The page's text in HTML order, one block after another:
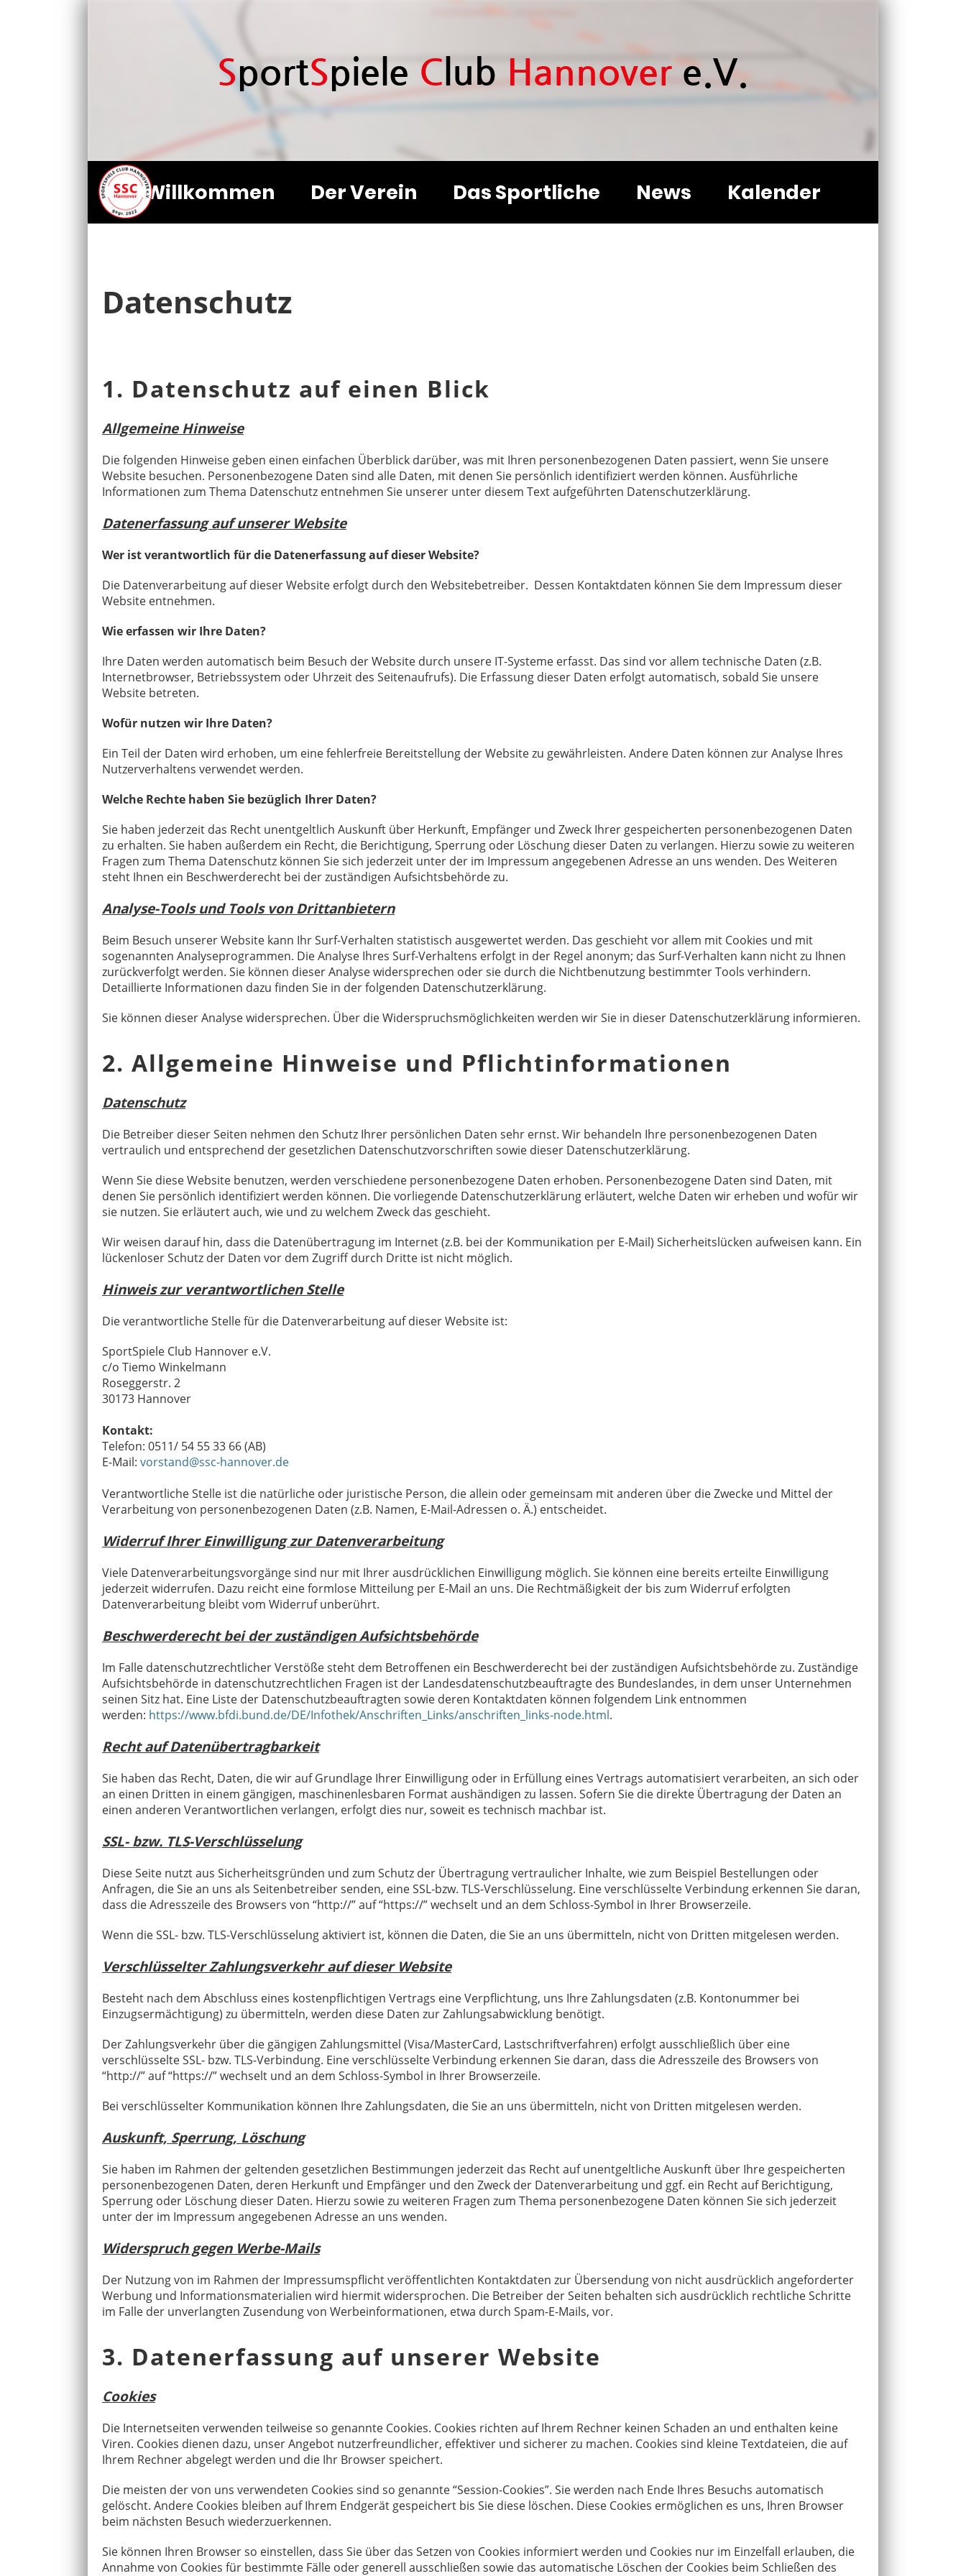
SportSpiele C lub Hannovere.V.
Willkommen Der Verein Das Sportliche News Kalender
Datenschutz
1. Datenschutz auf einen Blick ​
Allgemeine Hinweise
Die folgenden Hinweise geben einen einfachen Überblick darüber, was mit Ihren personenbezogenen Daten passiert, wenn Sie unsere
Website besuchen. Personenbezogene Daten sind alle Daten, mit denen Sie persönlich identifiziert werden können. Ausführliche
Informationen zum Thema Datenschutz entnehmen Sie unserer unter diesem Text aufgeführten Datenschutzerklärung.
Datenerfassung auf unserer Website
Wer ist verantwortlich für die Datenerfassung auf dieser Website?
Die Datenverarbeitung auf dieser Website erfolgt durch den Websitebetreiber. Dessen Kontaktdaten können Sie dem Impressum dieser
Website entnehmen.
Wie erfassen wir Ihre Daten?
Ihre Daten werden automatisch beim Besuch der Website durch unsere IT-Systeme erfasst. Das sind vor allem technische Daten (z.B.
Internetbrowser, Betriebssystem oder Uhrzeit des Seitenaufrufs). Die Erfassung dieser Daten erfolgt automatisch, sobald Sie unsere
Website betreten.
Wofür nutzen wir Ihre Daten?
Ein Teil der Daten wird erhoben, um eine fehlerfreie Bereitstellung der Website zu gewährleisten. Andere Daten können zur Analyse Ihres
Nutzerverhaltens verwendet werden.
Welche Rechte haben Sie bezüglich Ihrer Daten?
Sie haben jederzeit das Recht unentgeltlich Auskunft über Herkunft, Empfänger und Zweck Ihrer gespeicherten personenbezogenen Daten
zu erhalten. Sie haben außerdem ein Recht, die Berichtigung, Sperrung oder Löschung dieser Daten zu verlangen. Hierzu sowie zu weiteren
Fragen zum Thema Datenschutz können Sie sich jederzeit unter der im Impressum angegebenen Adresse an uns wenden. Des Weiteren
steht Ihnen ein Beschwerderecht bei der zuständigen Aufsichtsbehörde zu.
Analyse-Tools und Tools von Drittanbietern
Beim Besuch unserer Website kann Ihr Surf-Verhalten statistisch ausgewertet werden. Das geschieht vor allem mit Cookies und mit
sogenannten Analyseprogrammen. Die Analyse Ihres Surf-Verhaltens erfolgt in der Regel anonym; das Surf-Verhalten kann nicht zu Ihnen
zurückverfolgt werden. Sie können dieser Analyse widersprechen oder sie durch die Nichtbenutzung bestimmter Tools verhindern.
Detaillierte Informationen dazu finden Sie in der folgenden Datenschutzerklärung.
Sie können dieser Analyse widersprechen. Über die Widerspruchsmöglichkeiten werden wir Sie in dieser Datenschutzerklärung informieren.
2. Allgemeine Hinweise und Pflichtinformationen
Datenschutz
Die Betreiber dieser Seiten nehmen den Schutz Ihrer persönlichen Daten sehr ernst. Wir behandeln Ihre personenbezogenen Daten
vertraulich und entsprechend der gesetzlichen Datenschutzvorschriften sowie dieser Datenschutzerklärung.
Wenn Sie diese Website benutzen, werden verschiedene personenbezogene Daten erhoben. Personenbezogene Daten sind Daten, mit
denen Sie persönlich identifiziert werden können. Die vorliegende Datenschutzerklärung erläutert, welche Daten wir erheben und wofür wir
sie nutzen. Sie erläutert auch, wie und zu welchem Zweck das geschieht.
Wir weisen darauf hin, dass die Datenübertragung im Internet (z.B. bei der Kommunikation per E-Mail) Sicherheitslücken aufweisen kann. Ein
lückenloser Schutz der Daten vor dem Zugriff durch Dritte ist nicht möglich.
Hinweis zur verantwortlichen Stelle
Die verantwortliche Stelle für die Datenverarbeitung auf dieser Website ist:
SportSpiele Club Hannover e.V.
c/o Tiemo Winkelmann
Roseggerstr. 2
30173 Hannover
Kontakt:
Telefon: 0511/ 54 55 33 66 (AB)
E-Mail: vorstand@ssc-hannover.de
Verantwortliche Stelle ist die natürliche oder juristische Person, die allein oder gemeinsam mit anderen über die Zwecke und Mittel der
Verarbeitung von personenbezogenen Daten (z.B. Namen, E-Mail-Adressen o. Ä.) entscheidet.
Widerruf Ihrer Einwilligung zur Datenverarbeitung
Viele Datenverarbeitungsvorgänge sind nur mit Ihrer ausdrücklichen Einwilligung möglich. Sie können eine bereits erteilte Einwilligung
jederzeit widerrufen. Dazu reicht eine formlose Mitteilung per E-Mail an uns. Die Rechtmäßigkeit der bis zum Widerruf erfolgten
Datenverarbeitung bleibt vom Widerruf unberührt.
Beschwerderecht bei der zuständigen Aufsichtsbehörde
Im Falle datenschutzrechtlicher Verstöße steht dem Betroffenen ein Beschwerderecht bei der zuständigen Aufsichtsbehörde zu. Zuständige
Aufsichtsbehörde in datenschutzrechtlichen Fragen ist der Landesdatenschutzbeauftragte des Bundeslandes, in dem unser Unternehmen
seinen Sitz hat. Eine Liste der Datenschutzbeauftragten sowie deren Kontaktdaten können folgendem Link entnommen
werden: https://www.bfdi.bund.de/DE/Infothek/Anschriften_Links/anschriften_links-node.html.
Recht auf Datenübertragbarkeit
Sie haben das Recht, Daten, die wir auf Grundlage Ihrer Einwilligung oder in Erfüllung eines Vertrags automatisiert verarbeiten, an sich oder
an einen Dritten in einem gängigen, maschinenlesbaren Format aushändigen zu lassen. Sofern Sie die direkte Übertragung der Daten an
einen anderen Verantwortlichen verlangen, erfolgt dies nur, soweit es technisch machbar ist.
SSL- bzw. TLS-Verschlüsselung
Diese Seite nutzt aus Sicherheitsgründen und zum Schutz der Übertragung vertraulicher Inhalte, wie zum Beispiel Bestellungen oder
Anfragen, die Sie an uns als Seitenbetreiber senden, eine SSL-bzw. TLS-Verschlüsselung. Eine verschlüsselte Verbindung erkennen Sie daran,
dass die Adresszeile des Browsers von “http://” auf “https://” wechselt und an dem Schloss-Symbol in Ihrer Browserzeile.
Wenn die SSL- bzw. TLS-Verschlüsselung aktiviert ist, können die Daten, die Sie an uns übermitteln, nicht von Dritten mitgelesen werden.
Verschlüsselter Zahlungsverkehr auf dieser Website
Besteht nach dem Abschluss eines kostenpflichtigen Vertrags eine Verpflichtung, uns Ihre Zahlungsdaten (z.B. Kontonummer bei
Einzugsermächtigung) zu übermitteln, werden diese Daten zur Zahlungsabwicklung benötigt.
Der Zahlungsverkehr über die gängigen Zahlungsmittel (Visa/MasterCard, Lastschriftverfahren) erfolgt ausschließlich über eine
verschlüsselte SSL- bzw. TLS-Verbindung. Eine verschlüsselte Verbindung erkennen Sie daran, dass die Adresszeile des Browsers von
“http://” auf “https://” wechselt und an dem Schloss-Symbol in Ihrer Browserzeile.
Bei verschlüsselter Kommunikation können Ihre Zahlungsdaten, die Sie an uns übermitteln, nicht von Dritten mitgelesen werden.
Auskunft, Sperrung, Löschung
Sie haben im Rahmen der geltenden gesetzlichen Bestimmungen jederzeit das Recht auf unentgeltliche Auskunft über Ihre gespeicherten
personenbezogenen Daten, deren Herkunft und Empfänger und den Zweck der Datenverarbeitung und ggf. ein Recht auf Berichtigung,
Sperrung oder Löschung dieser Daten. Hierzu sowie zu weiteren Fragen zum Thema personenbezogene Daten können Sie sich jederzeit
unter der im Impressum angegebenen Adresse an uns wenden.
Widerspruch gegen Werbe-Mails
Der Nutzung von im Rahmen der Impressumspflicht veröffentlichten Kontaktdaten zur Übersendung von nicht ausdrücklich angeforderter
Werbung und Informationsmaterialien wird hiermit widersprochen. Die Betreiber der Seiten behalten sich ausdrücklich rechtliche Schritte
im Falle der unverlangten Zusendung von Werbeinformationen, etwa durch Spam-E-Mails, vor.
3. Datenerfassung auf unserer Website
Cookies
Die Internetseiten verwenden teilweise so genannte Cookies. Cookies richten auf Ihrem Rechner keinen Schaden an und enthalten keine
Viren. Cookies dienen dazu, unser Angebot nutzerfreundlicher, effektiver und sicherer zu machen. Cookies sind kleine Textdateien, die auf
Ihrem Rechner abgelegt werden und die Ihr Browser speichert.
Die meisten der von uns verwendeten Cookies sind so genannte “Session-Cookies”. Sie werden nach Ende Ihres Besuchs automatisch
gelöscht. Andere Cookies bleiben auf Ihrem Endgerät gespeichert bis Sie diese löschen. Diese Cookies ermöglichen es uns, Ihren Browser
beim nächsten Besuch wiederzuerkennen.
Sie können Ihren Browser so einstellen, dass Sie über das Setzen von Cookies informiert werden und Cookies nur im Einzelfall erlauben, die
Annahme von Cookies für bestimmte Fälle oder generell ausschließen sowie das automatische Löschen der Cookies beim Schließen des